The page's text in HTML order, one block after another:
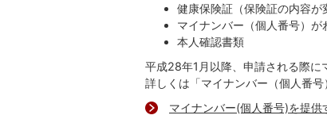
健康保険証（保険証の内容が
マイナンバー（個人番号）が
本人確認書類
平成28年1月以降、申請される際に
詳しくは「マイナンバー（個人番
マイナンバー(個人番号)を提